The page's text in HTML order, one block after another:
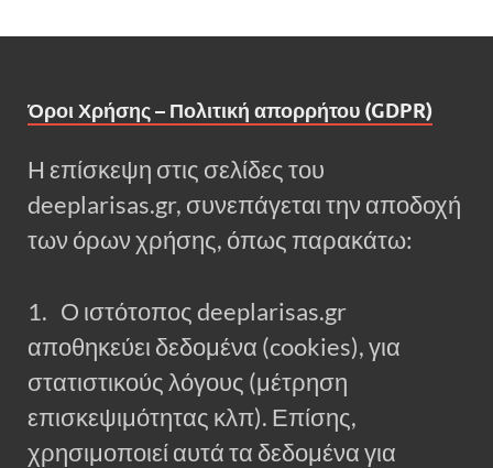
Όροι Χρήσης – Πολιτική απορρήτου (GDPR)
Η επίσκεψη στις σελίδες του
deeplarisas.gr, συνεπάγεται την αποδοχή
των όρων χρήσης, όπως παρακάτω:
1. Ο ιστότοπος deeplarisas.gr
αποθηκεύει δεδομένα (cookies), για
στατιστικούς λόγους (μέτρηση
επισκεψιμότητας κλπ). Επίσης,
χρησιμοποιεί αυτά τα δεδομένα για